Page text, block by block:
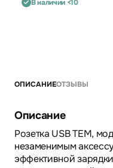
В наличии <10
ОПИСАНИЕОТЗЫВЫ
Описание
Розетка USB TEM,
незаменимым
эффективной